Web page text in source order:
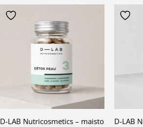
D-LAB Nutricosmetics – maisto
D-LAB